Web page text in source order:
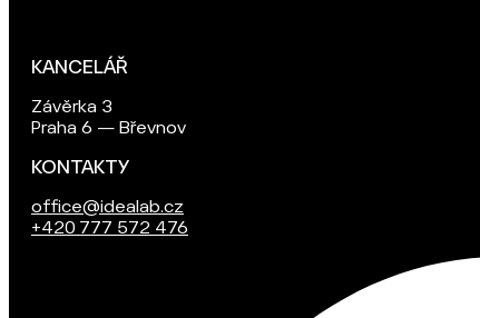
KANCELÁŘ
Závěrka 3
Praha 6 — Břevnov
KONTAKTY
office@idealab.cz
+420 777 572 476